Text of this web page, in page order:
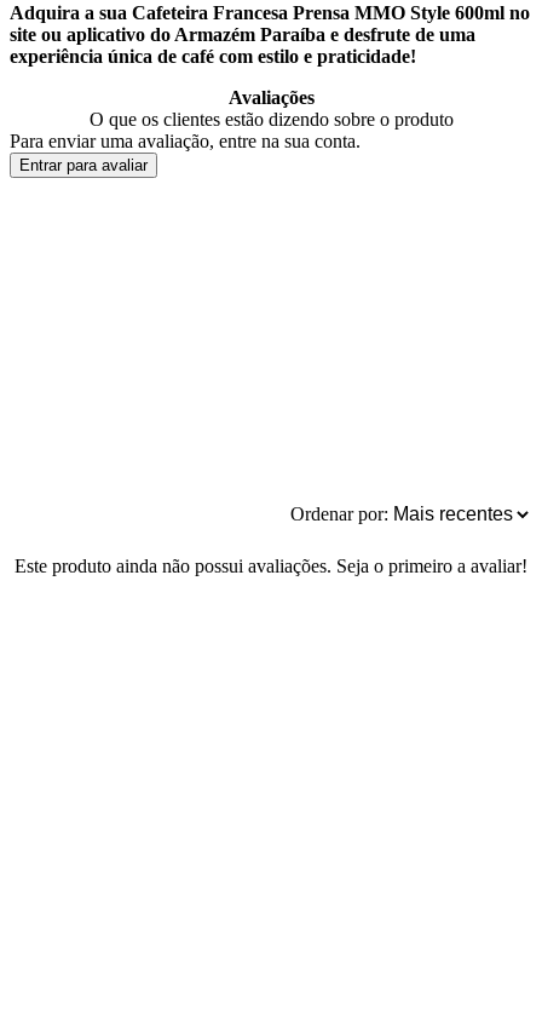
Adquira a sua Cafeteira Francesa Prensa MMO Style 600ml no
site ou aplicativo do Armazém Paraíba e desfrute de uma
experiência única de café com estilo e praticidade!
Avaliações
O que os clientes estão dizendo sobre o produto
Para enviar uma avaliação, entre na sua conta.
Entrar para avaliar
Ordenar por:
Este produto ainda não possui avaliações. Seja o primeiro a avaliar!